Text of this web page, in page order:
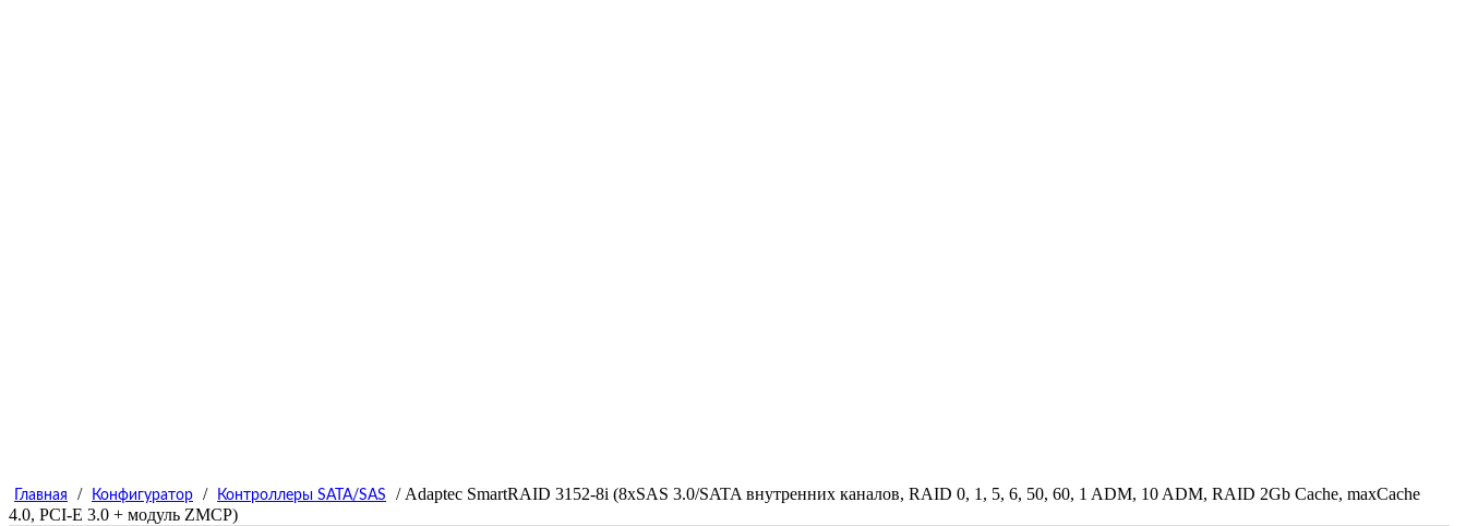
Главная / Конфигуратор / Контроллеры SATA/SAS
/ Adaptec SmartRAID 3152-8i (8xSAS 3.0/SATA внутренних каналов, RAID 0, 1, 5, 6, 50, 60, 1 ADM, 10 ADM, RAID 2Gb Cache, maxCache
4.0, PCI-E 3.0 + модуль ZMCP)